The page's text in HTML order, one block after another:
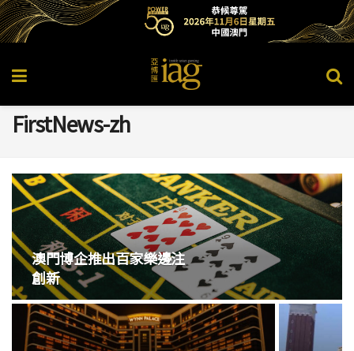
FirstNews-zh
澳門博企推出百家樂邊注
創新